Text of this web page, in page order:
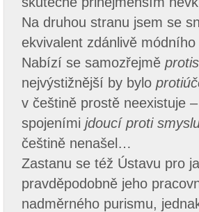
Na druhou stranu jsem se
ekvivalent zdánlivě
Nabízí se samozřejmě
nejvýstižnější by bylo
v češtině prostě neexistuje
spojeními jdoucí proti
češtině nenašel…
Zastanu se též Ústavu pro
pravděpodobně jeho
nadměrného purismu,